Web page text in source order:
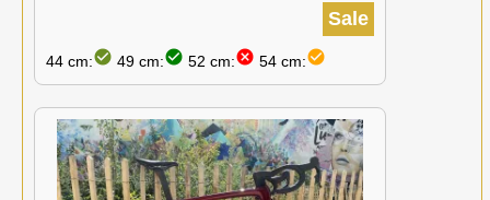
Sale
44 cm:check_circle 49 cm:check_circle 52 cm:cancel 54 cm:check_circle